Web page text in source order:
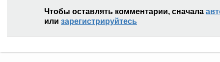
Чтобы оставлять комментарии, сначала
или зарегистрируйтесь